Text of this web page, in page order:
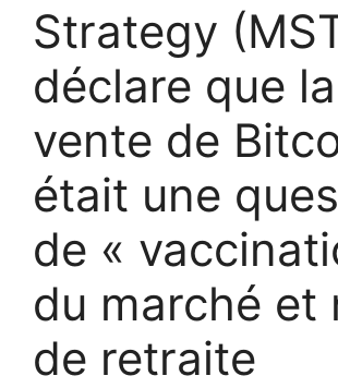
Strategy
déclare que la
vente de
était une
de «
du marché et
de retraite